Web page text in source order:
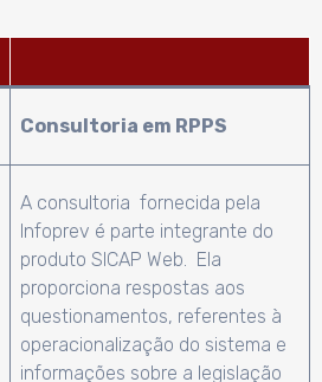
Consultoria em RPPS
A consultoria fornecida pela
Infoprev é parte integrante do
produto SICAP Web. Ela
proporciona respostas aos
questionamentos, referentes à
operacionalização do sistema e
informações sobre a legislação